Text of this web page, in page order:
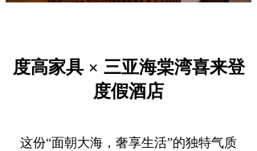
度高家具 × 三亚海棠湾喜来登
度假酒店
这份“面朝大海，奢享生活”的独特气质